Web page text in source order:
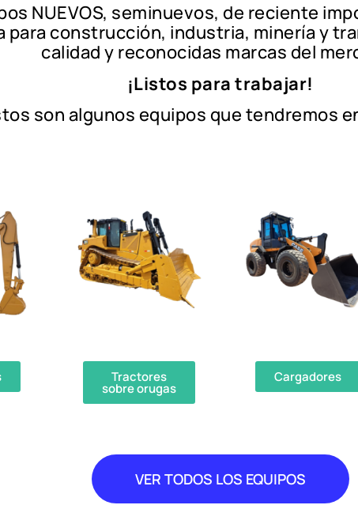
NUEVOS, seminuevos, de reciente
para construcción, industria, minería y
calidad y reconocidas marcas del
¡Listos para trabajar!
son algunos equipos que tendremos
Tractores
sobre orugas
Cargadores
VER TODOS LOS EQUIPOS